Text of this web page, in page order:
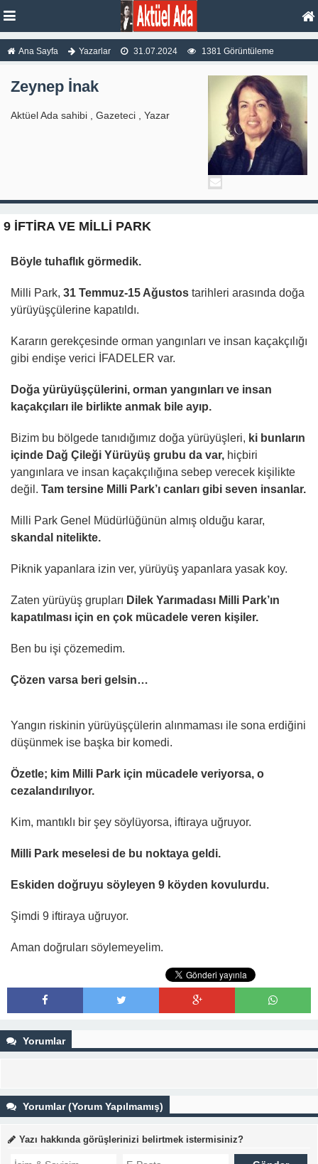
Ana Sayfa Yazarlar 31.07.2024 1381 Görüntüleme
Zeynep İnak
Aktüel Ada sahibi , Gazeteci , Yazar
9 İFTİRA VE MİLLİ PARK
Böyle tuhaflık görmedik.
Milli Park, 31 Temmuz-15 Ağustos tarihleri arasında doğa
yürüyüşçülerine kapatıldı.
Kararın gerekçesinde orman yangınları ve insan kaçakçılığı
gibi endişe verici İFADELER var.
Doğa yürüyüşçülerini, orman yangınları ve insan
kaçakçıları ile birlikte anmak bile ayıp.
Bizim bu bölgede tanıdığımız doğa yürüyüşleri, ki bunların
içinde Dağ Çileği Yürüyüş grubu da var, hiçbiri
yangınlara ve insan kaçakçılığına sebep verecek kişilikte
değil. Tam tersine Milli Park’ı canları gibi seven insanlar.
Milli Park Genel Müdürlüğünün almış olduğu karar,
skandal nitelikte.
Piknik yapanlara izin ver, yürüyüş yapanlara yasak koy.
Zaten yürüyüş grupları Dilek Yarımadası Milli Park’ın
kapatılması için en çok mücadele veren kişiler.
Ben bu işi çözemedim.
Çözen varsa beri gelsin…
Yangın riskinin yürüyüşçülerin alınmaması ile sona erdiğini
düşünmek ise başka bir komedi.
Özetle; kim Milli Park için mücadele veriyorsa, o
cezalandırılıyor.
Kim, mantıklı bir şey söylüyorsa, iftiraya uğruyor.
Milli Park meselesi de bu noktaya geldi.
Eskiden doğruyu söyleyen 9 köyden kovulurdu.
Şimdi 9 iftiraya uğruyor.
Aman doğruları söylemeyelim.
Yorumlar
Yorumlar (Yorum Yapılmamış)
Yazı hakkında görüşlerinizi belirtmek istermisiniz?